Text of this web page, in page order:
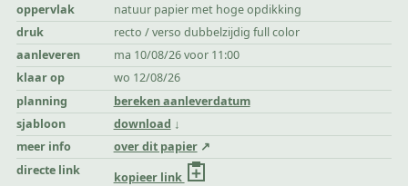
oppervlak
natuur papier met hoge opdikking
druk
recto / verso dubbelzijdig full color
aanleveren
ma 10/08/26 voor 11:00
klaar op
wo 12/08/26
planning
bereken aanleverdatum
sjabloon
download
meer info
over dit papier
directe link
kopieer link